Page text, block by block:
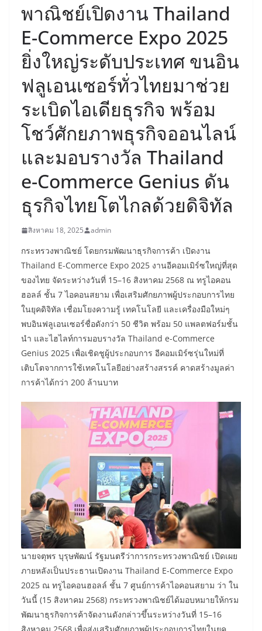
พาณิชย์เปิดงาน Thailand
E-Commerce Expo 2025
ยิ่งใหญ่ระดับประเทศ ขนอิน
ฟลูเอนเซอร์ทั่วไทยมาช่วย
ระเบิดไอเดียธุรกิจ พร้อม
โชว์ศักยภาพธุรกิจออนไลน์
และมอบรางวัล Thailand
e-Commerce Genius ดัน
ธุรกิจไทยโตไกลด้วยดิจิทัล
สิงหาคม 18, 2025 admin
​กระทรวงพาณิชย์ โดยกรมพัฒนาธุรกิจการค้า เปิดงาน
Thailand E-Commerce Expo 2025 งานอีคอมเมิร์ซใหญ่ที่สุด
ของไทย จัดระหว่างวันที่ 15–16 สิงหาคม 2568 ณ ทรูไอคอน
ฮอลล์ ชั้น 7 ไอคอนสยาม เพื่อเสริมศักยภาพผู้ประกอบการไทย
ในยุคดิจิทัล เชื่อมโยงความรู้ เทคโนโลยี และเครื่องมือใหม่ๆ
พบอินฟลูเอนเซอร์ชื่อดังกว่า 50 ชีวิต พร้อม 50 แพลตฟอร์มชั้น
นำ และไฮไลท์การมอบรางวัล Thailand e-Commerce
Genius 2025 เพื่อเชิดชูผู้ประกอบการ อีคอมเมิร์ซรุ่นใหม่ที่
เติบโตจากการใช้เทคโนโลยีอย่างสร้างสรรค์ คาดสร้างมูลค่า
การค้าได้กว่า 200 ล้านบาท
​นายจตุพร บุรุษพัฒน์ รัฐมนตรีว่าการกระทรวงพาณิชย์ เปิดเผย
ภายหลังเป็นประธานเปิดงาน Thailand E-Commerce Expo
2025 ณ ทรูไอคอนฮอลล์ ชั้น 7 ศูนย์การค้าไอคอนสยาม ว่า ใน
วันนี้ (15 สิงหาคม 2568) กระทรวงพาณิชย์ได้มอบหมายให้กรม
พัฒนาธุรกิจการค้าจัดงานดังกล่าวขึ้นระหว่างวันที่ 15–16
สิงหาคม 2568 เพื่อส่งเสริมศักยภาพผู้ประกอบการไทยในยุค